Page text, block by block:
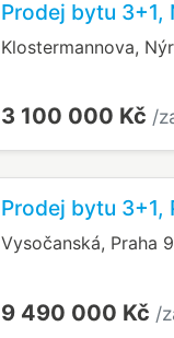
Prodej bytu 3+1,
Klostermannova,
3 100 000 Kč /
Prodej bytu 3+1,
Vysočanská, Praha 9
9 490 000 Kč /